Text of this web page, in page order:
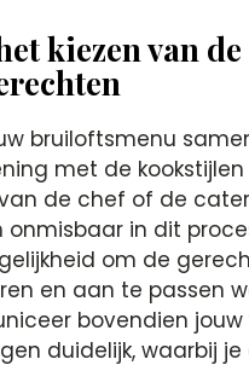
kiezen van de
bruiloftsmenu
met de kookstijlen
de chef of de
onmisbaar in dit
om de
en aan te passen
bovendien jouw
duidelijk, waarbij je